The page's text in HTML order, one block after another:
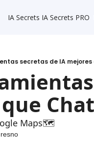
IA Secrets IA Secrets PRO
secretas de IA mejores
Maps🗺️